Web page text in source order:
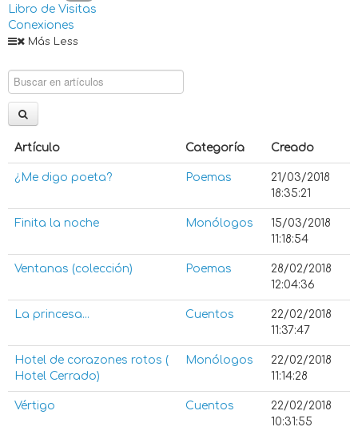
Libro de Visitas
Conexiones
Más Less
Artículo Categoría Creado
¿Me digo poeta? Poemas
21/03/2018
18:35:21
Finita la noche Monólogos
15/03/2018
11:18:54
Ventanas (colección) Poemas
28/02/2018
12:04:36
La princesa... Cuentos
22/02/2018
11:37:47
Hotel de corazones rotos (
Hotel Cerrado)
Monólogos
22/02/2018
11:14:28
Vértigo Cuentos
22/02/2018
10:31:55